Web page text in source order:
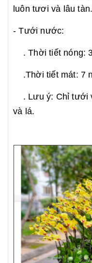
luôn tươi và lâu tàn.
- Tưới nước:
. Thời tiết nóng:
.Thời tiết mát: 7
. Lưu ý: Chỉ tưới
và lá.